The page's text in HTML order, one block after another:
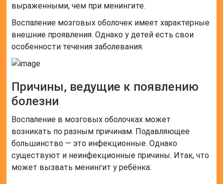
выраженными, чем при менингите.
Воспаление мозговых оболочек имеет характерные
внешние проявления. Однако у детей есть свои
особенности течения заболевания.
Причины, ведущие к появлению
болезни
Воспаление в мозговых оболочках может
возникать по разным причинам. Подавляющее
большинство — это инфекционные. Однако
существуют и неинфекционные причины. Итак, что
может вызвать менингит у ребёнка: